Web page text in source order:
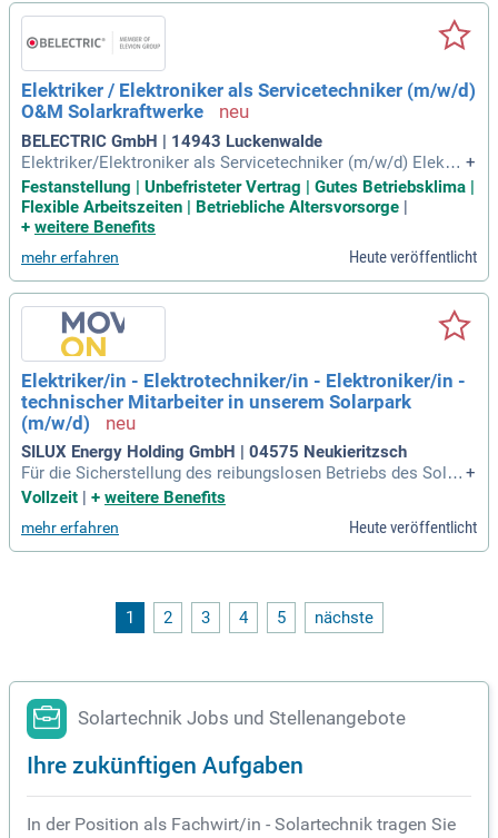
Elektriker / Elektroniker als Servicetechniker (m/w/d)
O&M Solarkraftwerke
BELECTRIC GmbH | 14943 Luckenwalde
Elektriker/Elektroniker als Servicetechniker (m/w/d) Elektri
ker/Elektroniker als Servicetechniker (m/w/d) O&M Solarkr
aftwerke Vollzeit, Luckenwalde, German O&M, Festanstellun
g Aufgaben AC/DC ist ok für dich?
+
Festanstellung | Unbefristeter Vertrag | Gutes Betriebsklima |
Flexible Arbeitszeiten | Betriebliche Altersvorsorge |
+ weitere Benefits
mehr erfahren Heute veröffentlicht
Elektriker/in - Elektrotechniker/in - Elektroniker/in -
technischer Mitarbeiter in unserem Solarpark
(m/w/d)
SILUX Energy Holding GmbH | 04575 Neukieritzsch
Für die Sicherstellung des reibungslosen Betriebs des Solar
park Witznitz (Module, Wechselrichter, Mittelspannungstran
der unser Team bei der Wartung und Instandhaltung der elek
trischen Anlagen
+
Vollzeit | + weitere Benefits
mehr erfahren Heute veröffentlicht
1 2 3 4 5 nächste
Solartechnik Jobs und Stellenangebote
Ihre zukünftigen Aufgaben
In der Position als Fachwirt/in - Solartechnik tragen Sie